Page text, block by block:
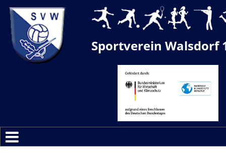
Sportverein Walsdorf